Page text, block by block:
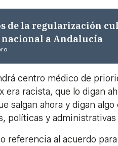
de la regularización
a Andalucía
centro médico de
era racista, que lo digan
salgan ahora y digan
políticas y
referencia al acuerdo